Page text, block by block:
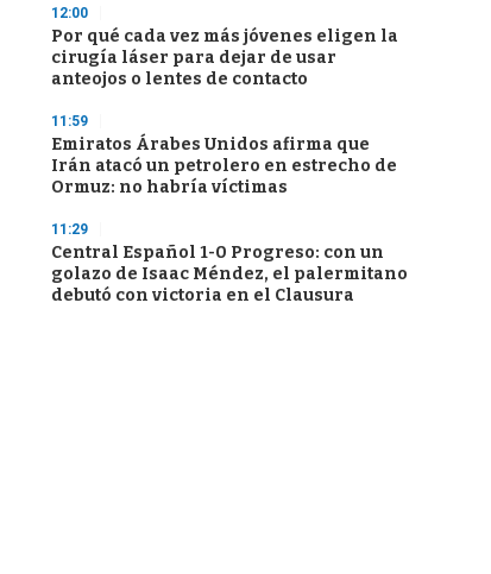
12:00
Por qué cada vez más jóvenes eligen la
cirugía láser para dejar de usar
anteojos o lentes de contacto
11:59
Emiratos Árabes Unidos afirma que
Irán atacó un petrolero en estrecho de
Ormuz: no habría víctimas
11:29
Central Español 1-0 Progreso: con un
golazo de Isaac Méndez, el palermitano
debutó con victoria en el Clausura